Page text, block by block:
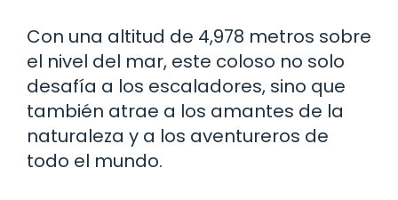
Con una altitud de 4,978 metros sobre
el nivel del mar, este coloso no solo
desafía a los escaladores, sino que
también atrae a los amantes de la
naturaleza y a los aventureros de
todo el mundo.